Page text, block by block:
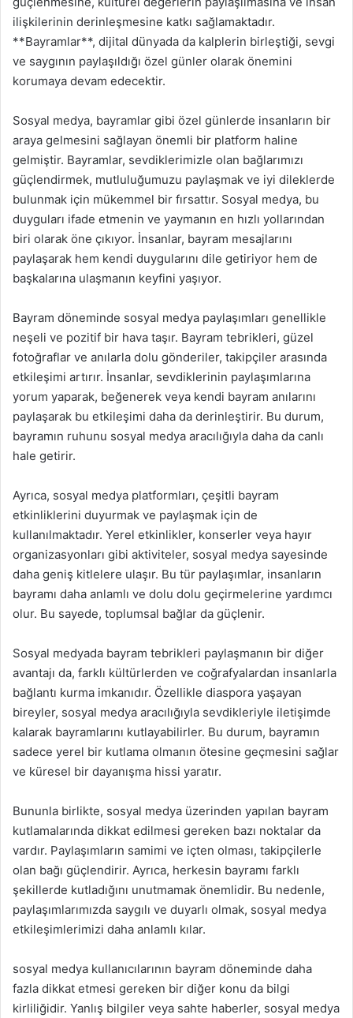
ilişkilerinin derinleşmesine katkı sağlamaktadır.
**Bayramlar**, dijital dünyada da kalplerin birleştiği, sevgi
ve saygının paylaşıldığı özel günler olarak önemini
korumaya devam edecektir.
Sosyal medya, bayramlar gibi özel günlerde insanların bir
araya gelmesini sağlayan önemli bir platform haline
gelmiştir. Bayramlar, sevdiklerimizle olan bağlarımızı
güçlendirmek, mutluluğumuzu paylaşmak ve iyi dileklerde
bulunmak için mükemmel bir fırsattır. Sosyal medya, bu
duyguları ifade etmenin ve yaymanın en hızlı yollarından
biri olarak öne çıkıyor. İnsanlar, bayram mesajlarını
paylaşarak hem kendi duygularını dile getiriyor hem de
başkalarına ulaşmanın keyfini yaşıyor.
Bayram döneminde sosyal medya paylaşımları genellikle
neşeli ve pozitif bir hava taşır. Bayram tebrikleri, güzel
fotoğraflar ve anılarla dolu gönderiler, takipçiler arasında
etkileşimi artırır. İnsanlar, sevdiklerinin paylaşımlarına
yorum yaparak, beğenerek veya kendi bayram anılarını
paylaşarak bu etkileşimi daha da derinleştirir. Bu durum,
bayramın ruhunu sosyal medya aracılığıyla daha da canlı
hale getirir.
Ayrıca, sosyal medya platformları, çeşitli bayram
etkinliklerini duyurmak ve paylaşmak için de
kullanılmaktadır. Yerel etkinlikler, konserler veya hayır
organizasyonları gibi aktiviteler, sosyal medya sayesinde
daha geniş kitlelere ulaşır. Bu tür paylaşımlar, insanların
bayramı daha anlamlı ve dolu dolu geçirmelerine yardımcı
olur. Bu sayede, toplumsal bağlar da güçlenir.
Sosyal medyada bayram tebrikleri paylaşmanın bir diğer
avantajı da, farklı kültürlerden ve coğrafyalardan insanlarla
bağlantı kurma imkanıdır. Özellikle diaspora yaşayan
bireyler, sosyal medya aracılığıyla sevdikleriyle iletişimde
kalarak bayramlarını kutlayabilirler. Bu durum, bayramın
sadece yerel bir kutlama olmanın ötesine geçmesini sağlar
ve küresel bir dayanışma hissi yaratır.
Bununla birlikte, sosyal medya üzerinden yapılan bayram
kutlamalarında dikkat edilmesi gereken bazı noktalar da
vardır. Paylaşımların samimi ve içten olması, takipçilerle
olan bağı güçlendirir. Ayrıca, herkesin bayramı farklı
şekillerde kutladığını unutmamak önemlidir. Bu nedenle,
paylaşımlarımızda saygılı ve duyarlı olmak, sosyal medya
etkileşimlerimizi daha anlamlı kılar.
sosyal medya kullanıcılarının bayram döneminde daha
fazla dikkat etmesi gereken bir diğer konu da bilgi
kirliliğidir. Yanlış bilgiler veya sahte haberler, sosyal medya